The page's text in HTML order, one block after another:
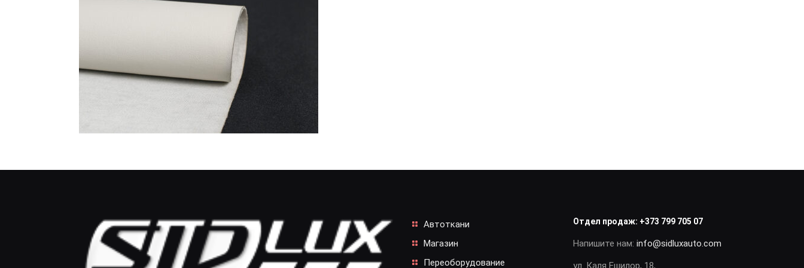
Автоткани
Магазин
Переоборудование
Отдел продаж: +373 799 705 07
Напишите нам:info@sidluxauto.com
ул. Каля Ешилор, 18,